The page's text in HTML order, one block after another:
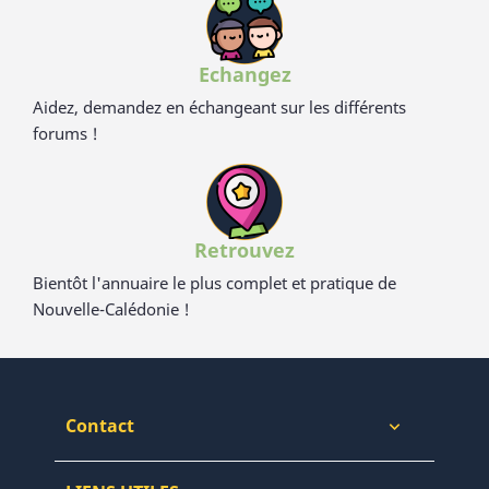
Echangez
Aidez, demandez en échangeant sur les différents
forums !
Retrouvez
Bientôt l'annuaire le plus complet et pratique de
Nouvelle-Calédonie !
Contact 